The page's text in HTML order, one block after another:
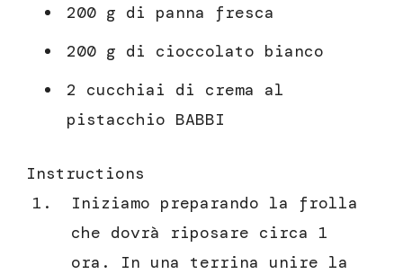
200 g di panna fresca
200 g di cioccolato bianco
2 cucchiai di crema al
pistacchio BABBI
Instructions
Iniziamo preparando la frolla
che dovrà riposare circa 1
ora. In una terrina unire la